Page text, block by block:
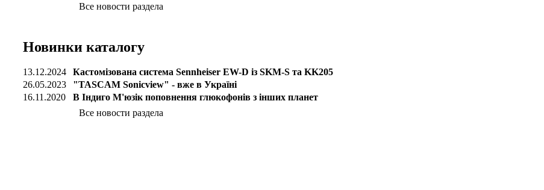
Все новости раздела
Новинки каталогу
13.12.2024
Кастомізована система Sennheiser EW-D із SKM-S та KK205
26.05.2023
"TASCAM Sonicview" - вже в Україні
16.11.2020
В Індиго М'юзік поповнення глюкофонів з інших планет
Все новости раздела